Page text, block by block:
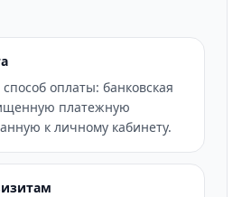
оплаты: банковская
платежную
к личному кабинету.